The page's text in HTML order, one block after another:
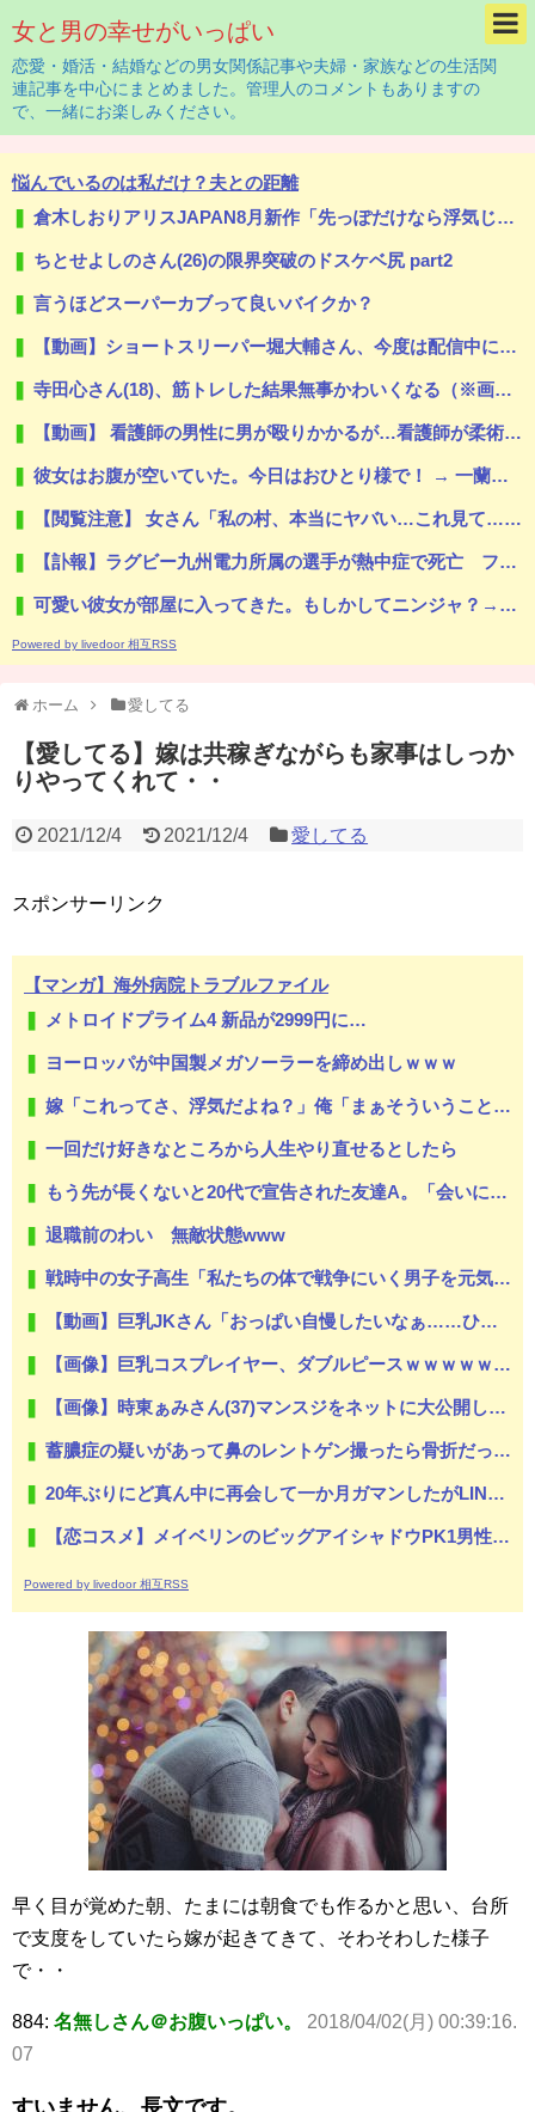
女と男の幸せがいっぱい
恋愛・婚活・結婚などの男女関係記事や夫婦・家族などの生活関
連記事を中心にまとめました。管理人のコメントもありますの
で、一緒にお楽しみください。
悩んでいるのは私だけ？夫との距離
倉木しおりアリスJAPAN8月新作「先っぽだけなら浮気じゃないよ？イケないギリギリの焦らし責めに屈し膣奥深ハメ浮気」理性崩壊NTR作品！！
ちとせよしのさん(26)の限界突破のドスケベ尻 part2
言うほどスーパーカブって良いバイクか？
【動画】ショートスリーパー堀大輔さん、今度は配信中に突然号泣「ずっと涙が止まらない」
寺田心さん(18)、筋トレした結果無事かわいくなる（※画像あり）
【動画】 看護師の男性に男が殴りかかるが…看護師が柔術使いだった
彼女はお腹が空いていた。今日はおひとり様で！ → 一蘭みたいなカウンターはこちらです…
【閲覧注意】 女さん「私の村、本当にヤバい…これ見て…」（衝撃動画）
【訃報】ラグビー九州電力所属の選手が熱中症で死亡 フィジー出身の26歳
可愛い彼女が部屋に入ってきた。もしかしてニンジャ？→スタイリッシュな動きはこちらです…
Powered by livedoor 相互RSS
ホーム 愛してる
【愛してる】嫁は共稼ぎながらも家事はしっか
りやってくれて・・
2021/12/4 2021/12/4 愛してる
スポンサーリンク
【マンガ】海外病院トラブルファイル
メトロイドプライム4 新品が2999円に…
ヨーロッパが中国製メガソーラーを締め出しｗｗｗ
嫁「これってさ、浮気だよね？」俺「まぁそういうことになりますかね」
一回だけ好きなところから人生やり直せるとしたら
もう先が長くないと20代で宣告された友達A。「会いに来てほしい」と言うので彼女の好きなもの沢山もっていったんだけど、なんとBが手渡した物は…
退職前のわい 無敵状態www
戦時中の女子高生「私たちの体で戦争にいく男子を元気づけようよ！」←これ♡♡♡
【動画】巨乳JKさん「おっぱい自慢したいなぁ……ひらめいたッ！」
【画像】巨乳コスプレイヤー、ダブルピースｗｗｗｗｗｗｗｗｗ
【画像】時東ぁみさん(37)マンスジをネットに大公開してしまう…
蓄膿症の疑いがあって鼻のレントゲン撮ったら骨折だった。そういや幼稚園の頃顔面着地したことがあったが、 母ちゃん当時気づかなかったのかよ・・・
20年ぶりにど真ん中に再会して一か月ガマンしたがLINEで「たまに二人で昔話ができる友達になろう」的なメッセ送信した。昨日まで既読無視
【恋コスメ】メイベリンのビッグアイシャドウPK1男性からの評判めちゃくちゃ良い。
Powered by livedoor 相互RSS
早く目が覚めた朝、たまには朝食でも作るかと思い、台所
で支度をしていたら嫁が起きてきて、そわそわした様子
で・・
884: 名無しさん＠お腹いっぱい。
2018/04/02(月) 00:39:16.
07
すいません、長文です。